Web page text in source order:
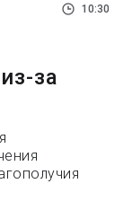
10:30
за